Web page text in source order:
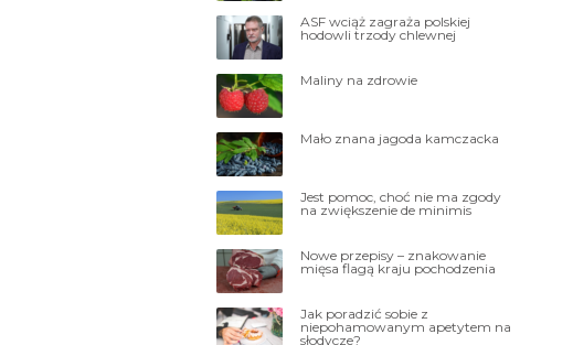
ASF wciąż zagraża polskiej
hodowli trzody chlewnej
Maliny na zdrowie
Mało znana jagoda kamczacka
Jest pomoc, choć nie ma zgody
na zwiększenie de minimis
Nowe przepisy – znakowanie
mięsa flagą kraju pochodzenia
Jak poradzić sobie z
niepohamowanym apetytem na
słodycze?